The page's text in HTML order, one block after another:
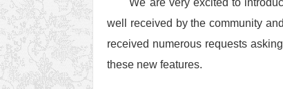
We are very excited to
well received by the community
received numerous requests
these new features.